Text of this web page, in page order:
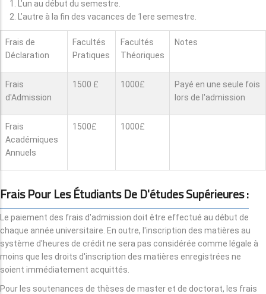
L’un au début du semestre.
L’autre à la fin des vacances de 1ere semestre.
Frais de
Déclaration
Facultés
Pratiques
Facultés
Théoriques
Notes
Frais
d'Admission
1500 £ 1000£
Payé en une seule fois
lors de l'admission
Frais
Académiques
Annuels
1500£ 1000£
Frais Pour Les Étudiants De D'études Supérieures :
Le paiement des frais d'admission doit être effectué au début de
chaque année universitaire. En outre, l'inscription des matières au
système d'heures de crédit ne sera pas considérée comme légale à
moins que les droits d'inscription des matières enregistrées ne
soient immédiatement acquittés.
Pour les soutenances de thèses de master et de doctorat, les frais